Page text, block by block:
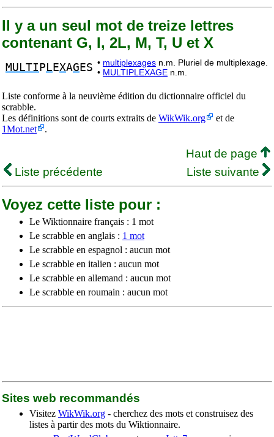
Il y a un seul mot de treize lettres
contenant G, I, 2L, M, T, U et X
MULTI P L EXAG ES • multiplexages n.m. Pluriel de multiplexage.
• MULTIPLEXAGE n.m.
Liste conforme à la neuvième édition du dictionnaire officiel du
scrabble.
Les définitions sont de courts extraits de WikWik.org
et de
1Mot.net
.
Haut de page
Liste précédente
Liste suivante
Voyez cette liste pour :
Le Wiktionnaire français : 1 mot
Le scrabble en anglais : 1 mot
Le scrabble en espagnol : aucun mot
Le scrabble en italien : aucun mot
Le scrabble en allemand : aucun mot
Le scrabble en roumain : aucun mot
Sites web recommandés
Visitez WikWik.org - cherchez des mots et construisez des
listes à partir des mots du Wiktionnaire.